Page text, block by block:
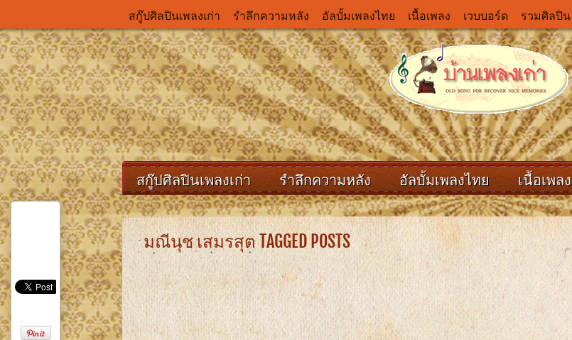
สกู๊ปศิลปินเพลงเก่า รำลึกความหลัง อัลบั้มเพลงไทย เนื้อเพลง เวบบอร์ด รวมศิลปิน
สกู๊ปศิลปินเพลงเก่า รำลึกความหลัง อัลบั้มเพลงไทย เนื้อเพลง
มณีนุช เสมรสุต TAGGED POSTS